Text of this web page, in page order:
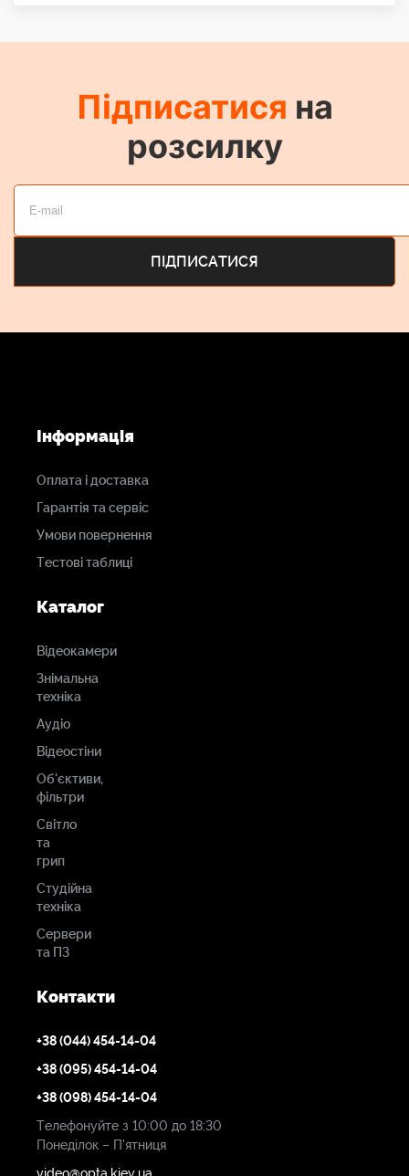
Підписатися на
розсилку
Інформація
Оплата і доставка
Гарантія та сервіс
Умови повернення
Тестові таблиці
Каталог
Відеокамери
Знімальна
техніка
Аудіо
Відеостіни
Об'єктиви,
фільтри
Світло
та
грип
Студійна
техніка
Сервери
та ПЗ
Контакти
+38 (044) 454-14-04
+38 (095) 454-14-04
+38 (098) 454-14-04
Телефонуйте з 10:00 до 18:30
Понеділок – П'ятниця
video@opta.kiev.ua